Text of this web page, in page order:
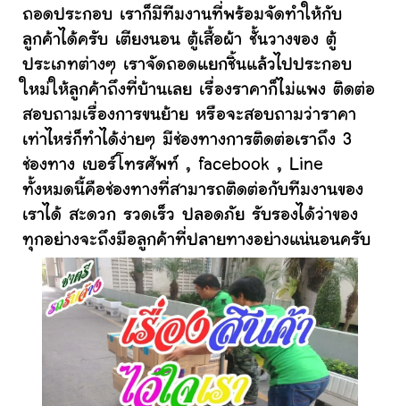
ถอดประกอบ เราก็มีทีมงานที่พร้อมจัดทำให้กับ
ลูกค้าได้ครับ เตียงนอน ตู้เสื้อผ้า ชั้นวางของ ตู้
ประเภทต่างๆ เราจัดถอดแยกชิ้นแล้วไปประกอบ
ใหม่ให้ลูกค้าถึงที่บ้านเลย เรื่องราคาก็ไม่แพง ติดต่อ
สอบถามเรื่องการขนย้าย หรือจะสอบถามว่าราคา
เท่าไหร่ก็ทำได้ง่ายๆ มีช่องทางการติดต่อเราถึง 3
ช่องทาง เบอร์โทรศัพท์ , facebook , Line
ทั้งหมดนี้คือช่องทางที่สามารถติดต่อกับทีมงานของ
เราได้ สะดวก รวดเร็ว ปลอดภัย รับรองได้ว่าของ
ทุกอย่างจะถึงมือลูกค้าที่ปลายทางอย่างแน่นอนครับ